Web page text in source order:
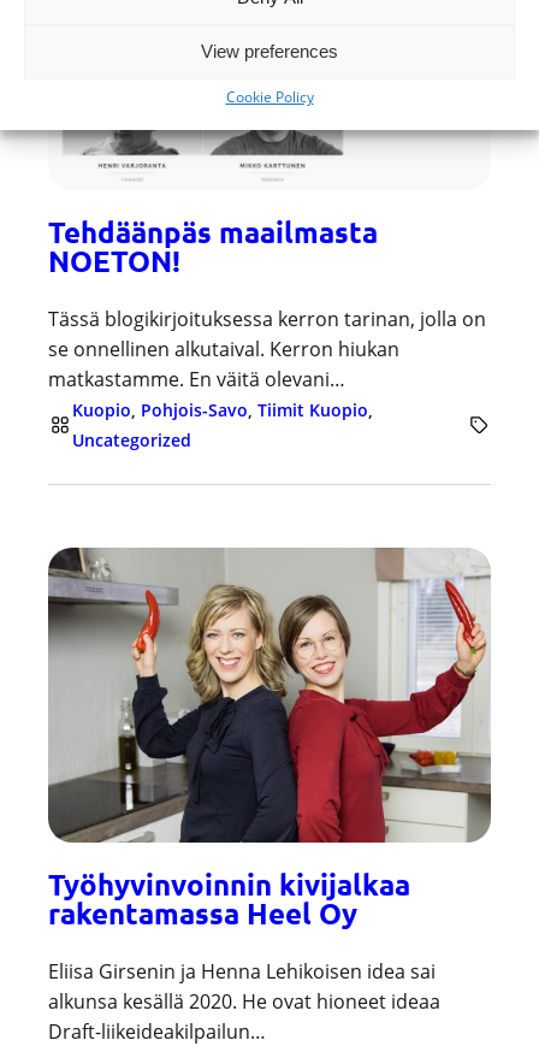
View preferences
Cookie Policy
Tehdäänpäs maailmasta
NOETON!
Tässä blogikirjoituksessa kerron tarinan, jolla on
se onnellinen alkutaival. Kerron hiukan
matkastamme. En väitä olevani…
Kuopio Pohjois-Savo Tiimit Kuopio
Uncategorized
Työhyvinvoinnin kivijalkaa
rakentamassa Heel Oy
Eliisa Girsenin ja Henna Lehikoisen idea sai
alkunsa kesällä 2020. He ovat hioneet ideaa
Draft-liikeideakilpailun…